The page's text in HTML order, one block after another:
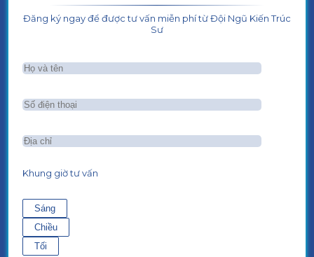
Đăng ký ngay để được tư vấn miễn phí từ Đội Ngũ Kiến Trúc
Sư
Khung giờ tư vấn
Sáng
Chiều
Tối